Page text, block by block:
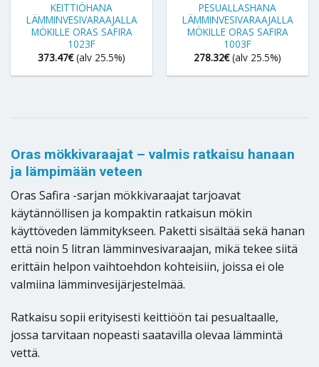
KEITTIÖHANA
LÄMMINVESIVARAAJALLA
MÖKILLE ORAS SAFIRA
1023F
373.47€ (alv 25.5%)
PESUALLASHANA
LÄMMINVESIVARAAJALLA
MÖKILLE ORAS SAFIRA
1003F
278.32€ (alv 25.5%)
Oras mökkivaraajat – valmis ratkaisu hanaan
ja lämpimään veteen
Oras Safira -sarjan mökkivaraajat tarjoavat
käytännöllisen ja kompaktin ratkaisun mökin
käyttöveden lämmitykseen. Paketti sisältää sekä hanan
että noin 5 litran lämminvesivaraajan, mikä tekee siitä
erittäin helpon vaihtoehdon kohteisiin, joissa ei ole
valmiina lämminvesijärjestelmää.
Ratkaisu sopii erityisesti keittiöön tai pesualtaalle,
jossa tarvitaan nopeasti saatavilla olevaa lämmintä
vettä.